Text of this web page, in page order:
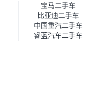
宝马二手车
比亚迪二手车
中国重汽二手车
睿蓝汽车二手车